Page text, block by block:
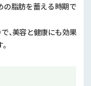
の脂肪を蓄える時期で
、美容と健康にも効果